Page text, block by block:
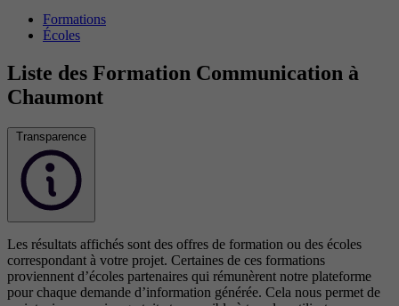
Formations
Écoles
Liste des Formation Communication à
Chaumont
Transparence
Les résultats affichés sont des offres de formation ou des écoles
correspondant à votre projet. Certaines de ces formations
proviennent d’écoles partenaires qui rémunèrent notre plateforme
pour chaque demande d’information générée. Cela nous permet de